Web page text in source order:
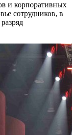
и корпоративных
сотрудников, в